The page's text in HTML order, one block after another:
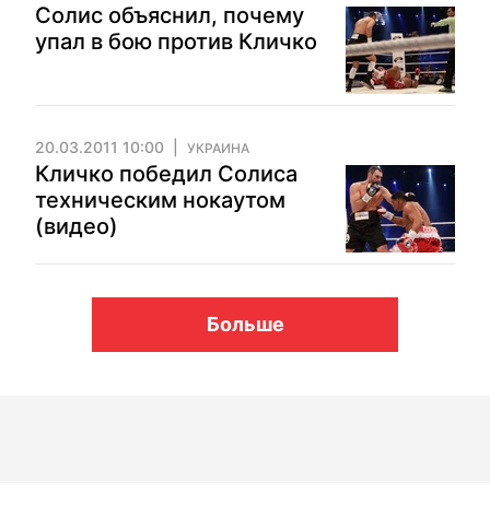
Солис объяснил, почему
упал в бою против Кличко
20.03.2011 10:00 УКРАИНА
Кличко победил Солиса
техническим нокаутом
(видео)
Больше